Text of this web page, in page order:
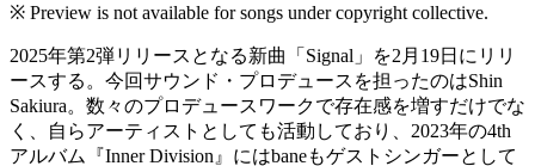
※ Preview is not available for songs under copyright collective.
2025年第2弾リリースとなる新曲「Signal」を2月19日にリリ
ースする。今回サウンド・プロデュースを担ったのはShin
Sakiura。数々のプロデュースワークで存在感を増すだけでな
く、自らアーティストとしても活動しており、2023年の4th
アルバム『Inner Division』にはbaneもゲストシンガーとして